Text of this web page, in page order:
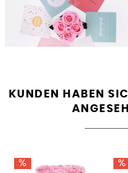
KUNDEN HABEN